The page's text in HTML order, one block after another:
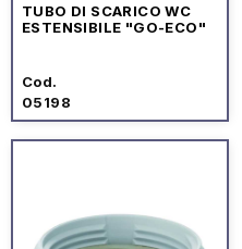
TUBO DI SCARICO WC
ESTENSIBILE "GO-ECO"
Cod.
05198